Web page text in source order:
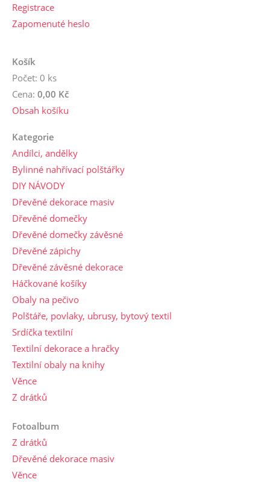
Registrace
Zapomenuté heslo
Košík
Počet: 0 ks
Cena: 0,00 Kč
Obsah košíku
Kategorie
Andílci, andělky
Bylinné nahřívací polštářky
DIY NÁVODY
Dřevěné dekorace masiv
Dřevěné domečky
Dřevěné domečky závěsné
Dřevěné zápichy
Dřevěné závěsné dekorace
Háčkované košíky
Obaly na pečivo
Polštáře, povlaky, ubrusy, bytový textil
Srdíčka textilní
Textilní dekorace a hračky
Textilní obaly na knihy
Věnce
Z drátků
Fotoalbum
Z drátků
Dřevěné dekorace masiv
Věnce